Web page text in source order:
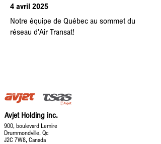
4 avril 2025
Notre équipe de Québec au sommet du
réseau d'Air Transat!
Avjet Holding inc.
900, boulevard Lemire
Drummondville, Qc
J2C 7W8, Canada